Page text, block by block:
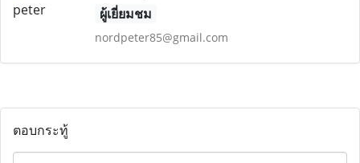
ผู้เยี่ยมชม
nordpeter85@gmail.com
ตอบกระทู้